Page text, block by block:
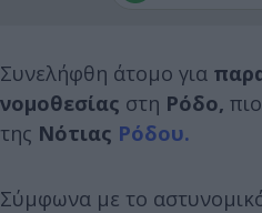
Συνελήφθη άτομο για
νομοθεσίας στη Ρόδο,
της Νότιας Ρόδου.
Σύμφωνα με το